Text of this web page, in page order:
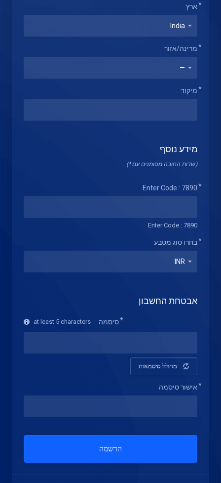
ארץ
מדינה/אזור
מיקוד
מידע נוסף
(שדות החובה מסומנים עם *)
Enter Code : 7890
Enter Code : 7890
בחרו סוג מטבע
אבטחת החשבון
סיסמה at least 5 characters
מחולל סיסמאות
אישור סיסמה
הרשמה